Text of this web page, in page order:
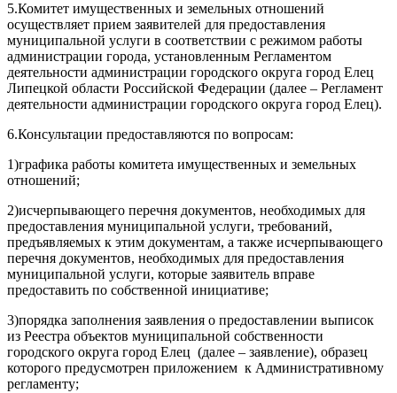
5.Комитет имущественных и земельных отношений
осуществляет прием заявителей для предоставления
муниципальной услуги в соответствии с режимом работы
администрации города, установленным Регламентом
деятельности администрации городского округа город Елец
Липецкой области Российской Федерации (далее – Регламент
деятельности администрации городского округа город Елец).
6.Консультации предоставляются по вопросам:
1)графика работы комитета имущественных и земельных
отношений;
2)исчерпывающего перечня документов, необходимых для
предоставления муниципальной услуги, требований,
предъявляемых к этим документам, а также исчерпывающего
перечня документов, необходимых для предоставления
муниципальной услуги, которые заявитель вправе
предоставить по собственной инициативе;
3)порядка заполнения заявления о предоставлении выписок
из Реестра объектов муниципальной собственности
городского округа город Елец (далее – заявление), образец
которого предусмотрен приложением к Административному
регламенту;